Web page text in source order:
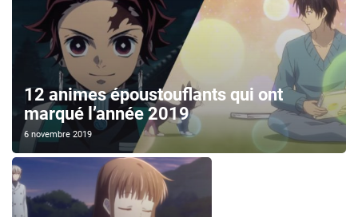
12 animes époustouflants qui ont
marqué l’année 2019
6 novembre 2019